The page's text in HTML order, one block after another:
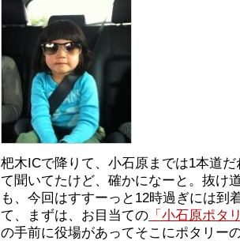
杷木ICで降りて、小石原までは1本道
て聞いてたけど、確かになーと。抜け
も、今回はすすーっと12時過ぎには到
て、まずは、お目当ての 「小石原ポタ
の手前に役場があってそこにポタリー